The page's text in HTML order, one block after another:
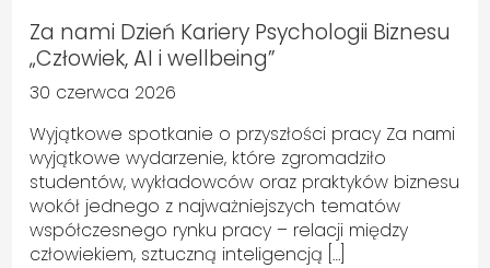
Za nami Dzień Kariery Psychologii Biznesu
„Człowiek, AI i wellbeing”
30 czerwca 2026
Wyjątkowe spotkanie o przyszłości pracy Za nami
wyjątkowe wydarzenie, które zgromadziło
studentów, wykładowców oraz praktyków biznesu
wokół jednego z najważniejszych tematów
współczesnego rynku pracy – relacji między
człowiekiem, sztuczną inteligencją […]